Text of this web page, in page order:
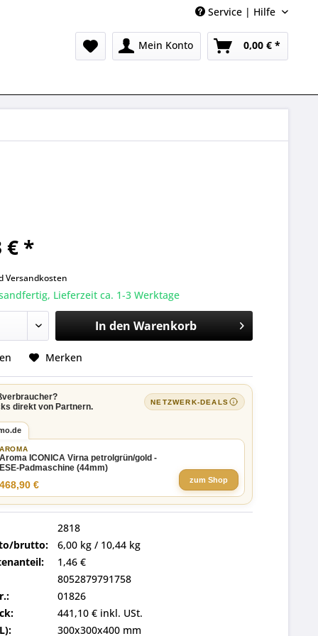
Service | Hilfe
Mein Konto 0,00 € *
€ *
Versandkosten
Lieferzeit ca. 1-3 Werktage
In den Warenkorb
Merken
direkt von Partnern.
NETZWERK-DEALS
AROMA
Aroma ICONICA Virna petrolgrün/gold -
ESE-Padmaschine (44mm)
468,90 € zum Shop
2818
brutto:
6,00 kg / 10,44 kg
1,46 €
8052879791758
01826
441,10 € inkl. USt.
300x300x400 mm